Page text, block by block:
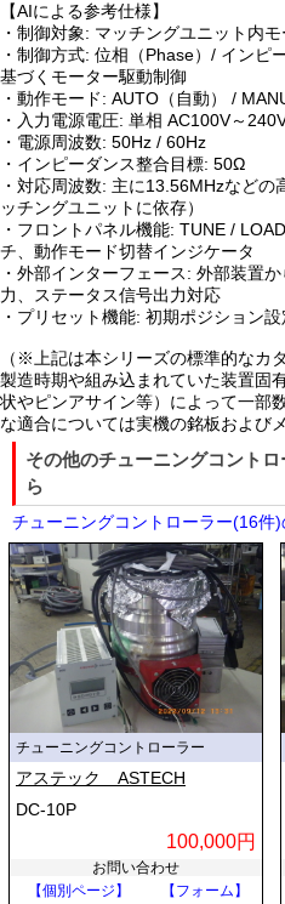
【AIによる参考仕様】
・制御対象: マッチングユニット内
・制御方式: 位相（Phase）/ インピ
基づくモーター駆動制御
・動作モード: AUTO（自動） /
・入力電源電圧: 単相 AC100V～
・電源周波数: 50Hz / 60Hz
・インピーダンス整合目標: 50Ω
・対応周波数: 主に13.56MHzなど
ッチングユニットに依存）
・フロントパネル機能: TUNE /
チ、動作モード切替インジケータ
・外部インターフェース: 外部装置
力、ステータス信号出力対応
・プリセット機能: 初期ポジション
（※上記は本シリーズの標準的なカ
製造時期や組み込まれていた装置固
状やピンアサイン等）によって一部
な適合については実機の銘板および
その他のチューニングコント
ら
チューニングコントローラー(16件
チューニングコントローラー
アステック ASTECH
DC-10P
100,000円
お問い合わせ
【個別ページ】
【フォーム】